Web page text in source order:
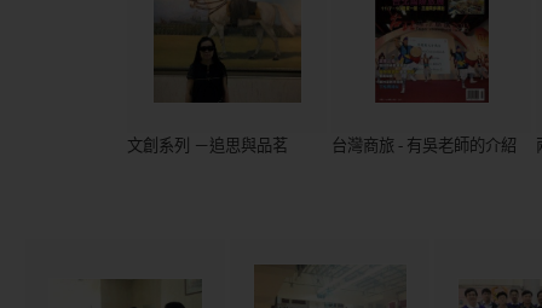
文創系列 －追思與品茗 台灣商旅 - 有吳老師的介紹